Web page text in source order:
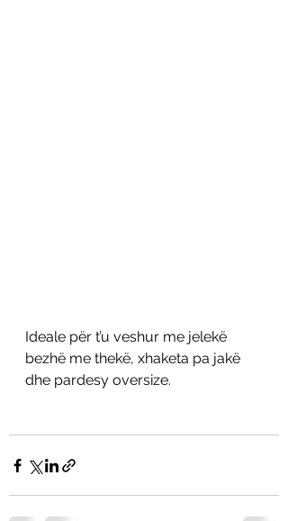
Ideale për t’u veshur me jelekë
bezhë me thekë, xhaketa pa jakë
dhe pardesy oversize.